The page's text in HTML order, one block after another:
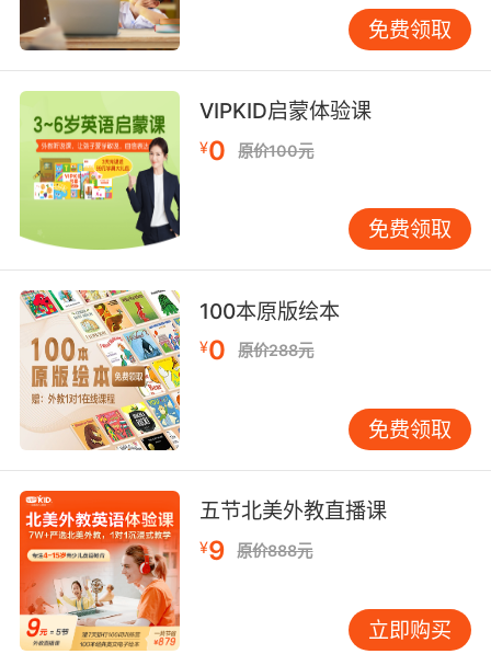
1、在众多英语语法中，有一种语法现象，即部分
及物动词既能接直接宾语，又能接间接宾语，主
要有write，pass，tell，show，give，send，
teach，pay，return，bring，allow，wish，
make，buy，lend等等。
2、间接宾语常见类型：直接宾语常见的这类动词
有：sing，spare，save，show，pass，
bring，read，leave，hand，send，tell，
return，write，pay，point，give，play，
offer，order，lend，find等。
四、可接双宾语的动词依据其所搭配的介词，可
分为以下三种情况：
1、verb+sb+sth=verb+sth.+to+sb.这类动词后
面的间接宾语后置时，间接宾语前要用介词to。
2、verb+sb+sth=verb+sth.+for+sb.这类动词
后面的间接宾语后置时，间接宾语前要用介词
for。
3、verb+sth.+of/with+sb.这类动词后面的间接
宾语后置时，间接宾语前用介词of/with等，个别
免费领取
VIPKID启蒙体验课
¥0 原价100元
免费领取
100本原版绘本
¥0 原价288元
免费领取
五节北美外教直播课
¥9 原价888元
立即购买